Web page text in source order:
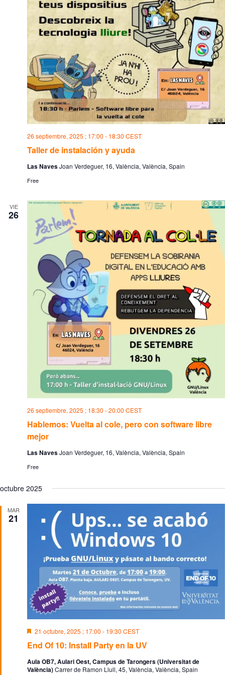
Taller de instalación y ayuda
26 septiembre, 2025 ; 17:00 - 18:30 CEST
Las NavesJoan Verdeguer, 16, València, València, Spain
Free
VIE
26
Hablemos: Vuelta al cole, pero con software libre
mejor
26 septiembre, 2025 ; 18:30 -20:00 CEST
Las NavesJoan Verdeguer, 16, València, València, Spain
Free
octubre 2025
MAR
21
End Of 10: Install Party en la UV
D
s
a
c
21 octubre, 2025 ; 17:00 - 19:30 CEST
Aula OB7, Aulari Oest, Campus de Tarongers (Universitat de
València)Carrer de Ramon Llull, 45, València, València, Spain